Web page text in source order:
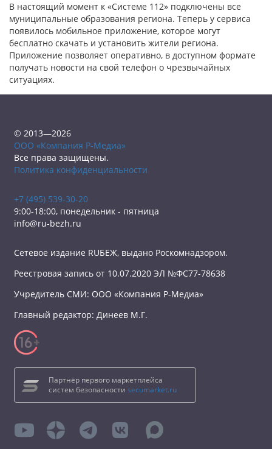
В настоящий момент к «Системе 112» подключены все
муниципальные образования региона. Теперь у сервиса
появилось мобильное приложение, которое могут
бесплатно скачать и установить жители региона.
Приложение позволяет оперативно, в доступном формате
получать новости на свой телефон о чрезвычайных
ситуациях.
© 2013—2026
ООО «Компания Р-Медиа»
Все права защищены.
Политика конфиденциальности
+7 (495) 539-30-20
9:00-18:00, понедельник - пятница
info@ru-bezh.ru
Сетевое издание RUБЕЖ, выдано Роскомнадзором.
Реестровая запись от 10.07.2020 ЭЛ №ФС77-78638
Учредитель СМИ: ООО «Компания Р-Медиа»
Главный редактор: Динеев М.Г.
Партнёр первого маркетплейса
систем безопасности secumarket.ru